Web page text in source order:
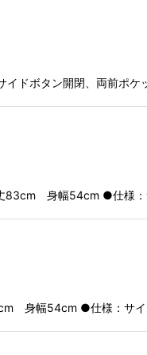
ドボタン開閉、両前ポケ
83cm 身幅54cm ●仕様
身幅54cm ●仕様：サ